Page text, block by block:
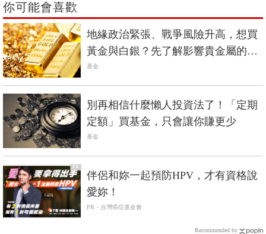
你可能會喜歡
地緣政治緊張、戰爭風險升高，想買
黃金與白銀？先了解影響貴金屬的價
格因素
基金
別再相信什麼懶人投資法了！「定期
定額」買基金，只會讓你賺更少
基金
PR
伴侶和妳一起預防HPV，才有資格說
愛妳！
PR・台灣癌症基金會
Recommended by